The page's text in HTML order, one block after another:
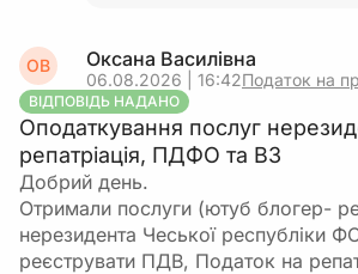
ОВ Оксана Василівна
06.08.2026 | 16:42Податок на
ВІДПОВІДЬ НАДАНО
Оподаткування послуг
репатріація, ПДФО та ВЗ
Добрий день.
Отримали послуги (ютуб блогер-
нерезидента Чеської республіки
реєструвати ПДВ, Податок на